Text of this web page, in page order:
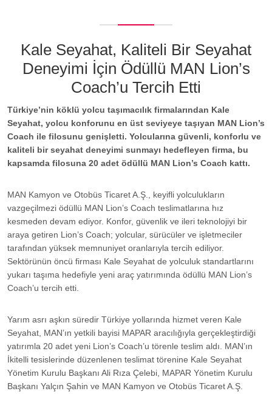
Kale Seyahat, Kaliteli Bir Seyahat
Deneyimi İçin Ödüllü MAN Lion’s
Coach’u Tercih Etti
Türkiye’nin köklü yolcu taşımacılık firmalarından Kale
Seyahat, yolcu konforunu en üst seviyeye taşıyan MAN Lion’s
Coach ile filosunu genişletti. Yolcularına güvenli, konforlu ve
kaliteli bir seyahat deneyimi sunmayı hedefleyen firma, bu
kapsamda filosuna 20 adet ödüllü MAN Lion’s Coach kattı.
MAN Kamyon ve Otobüs Ticaret A.Ş., keyifli yolculukların
vazgeçilmezi ödüllü MAN Lion’s Coach teslimatlarına hız
kesmeden devam ediyor. Konfor, güvenlik ve ileri teknolojiyi bir
araya getiren Lion’s Coach; yolcular, sürücüler ve işletmeciler
tarafından yüksek memnuniyet oranlarıyla tercih ediliyor.
Sektörünün öncü firması Kale Seyahat de yolculuk standartlarını
yukarı taşıma hedefiyle yeni araç yatırımında ödüllü MAN Lion’s
Coach’u tercih etti.
Yarım asrı aşkın süredir Türkiye yollarında hizmet veren Kale
Seyahat, MAN’ın yetkili bayisi MAPAR aracılığıyla gerçekleştirdiği
yatırımla 20 adet yeni Lion’s Coach’u törenle teslim aldı. MAN’ın
İkitelli tesislerinde düzenlenen teslimat törenine Kale Seyahat
Yönetim Kurulu Başkanı Ali Rıza Çelebi, MAPAR Yönetim Kurulu
Başkanı Yalçın Şahin ve MAN Kamyon ve Otobüs Ticaret A.Ş.